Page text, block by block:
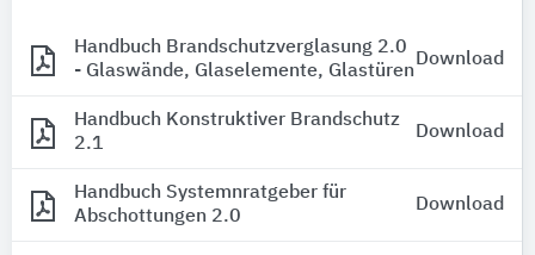
Handbuch Brandschutzverglasung 2.0
- Glaswände, Glaselemente, Glastüren
Download
Handbuch Konstruktiver Brandschutz
2.1
Download
Handbuch Systemnratgeber für
Abschottungen 2.0
Download